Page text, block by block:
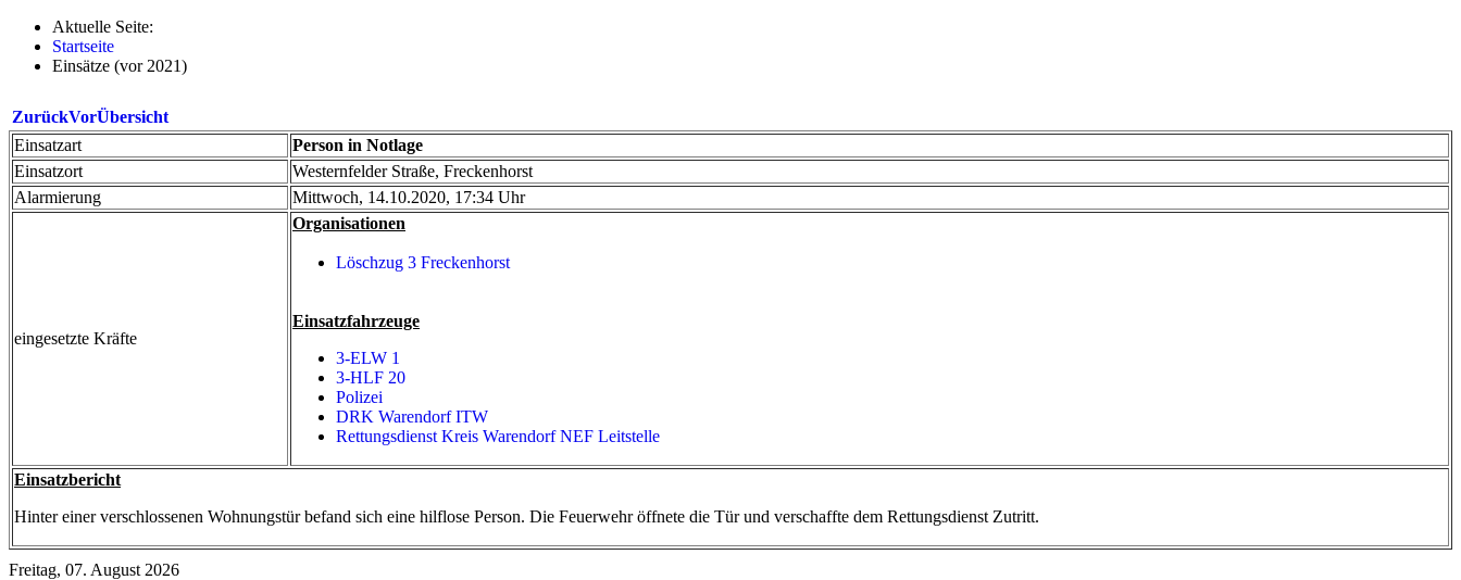
Aktuelle Seite:
Startseite
Einsätze (vor 2021)
ZurückVorÜbersicht
Einsatzart
Person in Notlage
Einsatzort
Westernfelder Straße, Freckenhorst
Alarmierung
Mittwoch, 14.10.2020, 17:34 Uhr
eingesetzte Kräfte
Organisationen
Löschzug 3 Freckenhorst
Einsatzfahrzeuge
3-ELW 1
3-HLF 20
Polizei
DRK Warendorf ITW
Rettungsdienst Kreis Warendorf NEF Leitstelle
Einsatzbericht
Hinter einer verschlossenen Wohnungstür befand sich eine hilflose Person. Die Feuerwehr öffnete die Tür und verschaffte dem Rettungsdienst Zutritt.
Freitag, 07. August 2026